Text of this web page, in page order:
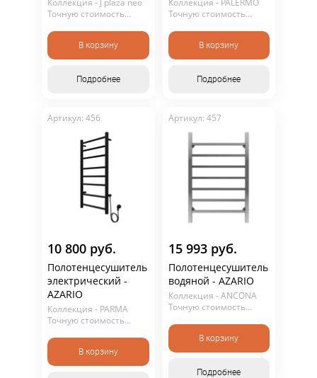
Точную стоимость
консультанта. Не
является публичной
офертой.
В корзину
Подробнее
Точную стоимость
консультанта. Не
является публичной
офертой.
В корзину
Подробнее
Артикул: 456
10 800 руб.
Полотенцесушитель
электрический -
AZARIO
Коллекция - PARMA
Точную стоимость
консультанта. Не
является публичной
офертой.
В корзину
Артикул: 457
15 993 руб.
Полотенцесушитель
водяной - AZARIO
Коллекция - ANCONA
Точную стоимость
консультанта. Не
является публичной
офертой.
В корзину
Подробнее